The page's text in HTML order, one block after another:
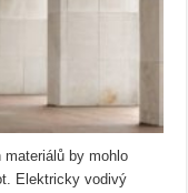
materiálů by mohlo
Elektricky vodivý